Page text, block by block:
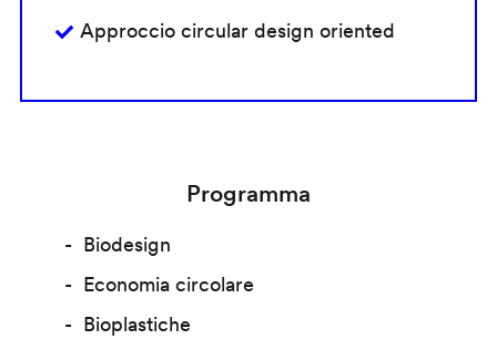
Approccio circular design oriented
Programma
Biodesign
Economia circolare
Bioplastiche